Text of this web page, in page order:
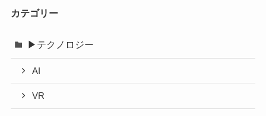
イ
カテゴリー
▶テクノロジー
AI
VR